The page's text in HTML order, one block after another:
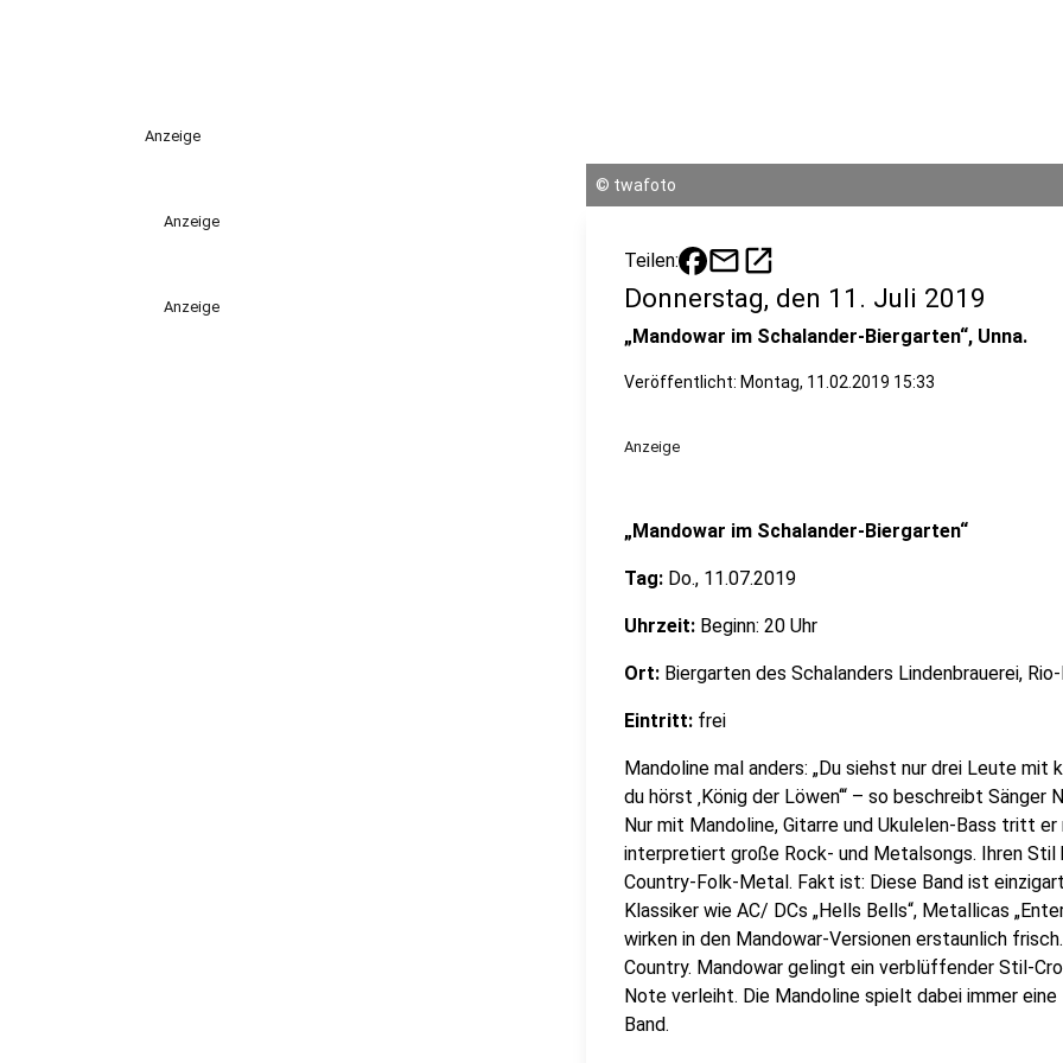
Anzeige
Anzeige
Anzeige
© twafoto
Teilen: mailopen_in_new
Donnerstag, den 11. Juli 2019
„Mandowar im Schalander-Biergarten“, Unna.
Veröffentlicht: Montag, 11.02.2019 15:33
Anzeige
„Mandowar im Schalander-Biergarten“
Tag: Do., 11.07.2019
Uhrzeit: Beginn: 20 Uhr
Ort: Biergarten des Schalanders Lindenbrauerei,
Eintritt: frei
Mandoline mal anders: „Du siehst nur drei Leute mit
du hörst ‚König der Löwen‘“ – so beschreibt Sänger
Nur mit Mandoline, Gitarre und Ukulelen-Bass tritt
interpretiert große Rock- und Metalsongs. Ihren
Country-Folk-Metal. Fakt ist: Diese Band ist
Klassiker wie AC/ DCs „Hells Bells“, Metallicas
wirken in den Mandowar-Versionen erstaunlich
Country. Mandowar gelingt ein verblüffender Stil-
Note verleiht. Die Mandoline spielt dabei immer
Band.